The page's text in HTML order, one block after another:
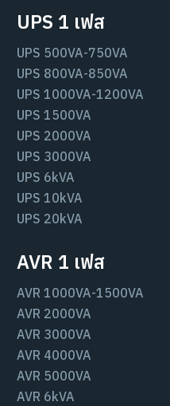
UPS 1 เฟส
UPS 500VA-750VA
UPS 800VA-850VA
UPS 1000VA-1200VA
UPS 1500VA
UPS 2000VA
UPS 3000VA
UPS 6kVA
UPS 10kVA
UPS 20kVA
AVR 1 เฟส
AVR 1000VA-1500VA
AVR 2000VA
AVR 3000VA
AVR 4000VA
AVR 5000VA
AVR 6kVA